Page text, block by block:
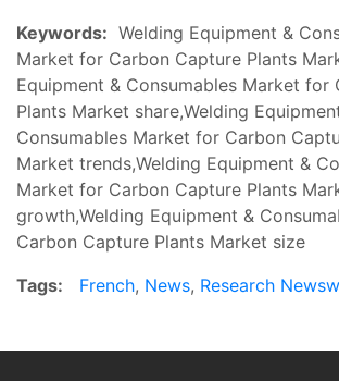
Keywords: Welding Equipment &
Market for Carbon Capture Plants
Equipment & Consumables Market for
Plants Market share,Welding
Consumables Market for Carbon
Market trends,Welding Equipment &
Market for Carbon Capture Plants
growth,Welding Equipment &
Carbon Capture Plants Market size
Tags:
French, News, Research